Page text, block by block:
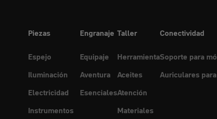
Piezas
Espejo
Iluminación
Electricidad
Instrumentos
Engranaje
Equipaje
Aventura
Esenciales
Taller
Herramienta
Aceites
Atención
Materiales
Conectividad
Soporte para
Auriculares